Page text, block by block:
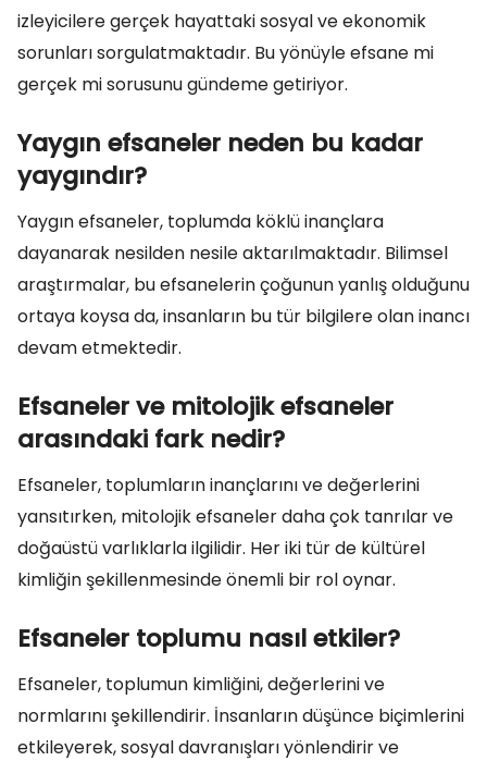
izleyicilere gerçek hayattaki sosyal ve ekonomik
sorunları sorgulatmaktadır. Bu yönüyle efsane mi
gerçek mi sorusunu gündeme getiriyor.
Yaygın efsaneler neden bu kadar
yaygındır?
Yaygın efsaneler, toplumda köklü inançlara
dayanarak nesilden nesile aktarılmaktadır. Bilimsel
araştırmalar, bu efsanelerin çoğunun yanlış olduğunu
ortaya koysa da, insanların bu tür bilgilere olan inancı
devam etmektedir.
Efsaneler ve mitolojik efsaneler
arasındaki fark nedir?
Efsaneler, toplumların inançlarını ve değerlerini
yansıtırken, mitolojik efsaneler daha çok tanrılar ve
doğaüstü varlıklarla ilgilidir. Her iki tür de kültürel
kimliğin şekillenmesinde önemli bir rol oynar.
Efsaneler toplumu nasıl etkiler?
Efsaneler, toplumun kimliğini, değerlerini ve
normlarını şekillendirir. İnsanların düşünce biçimlerini
etkileyerek, sosyal davranışları yönlendirir ve